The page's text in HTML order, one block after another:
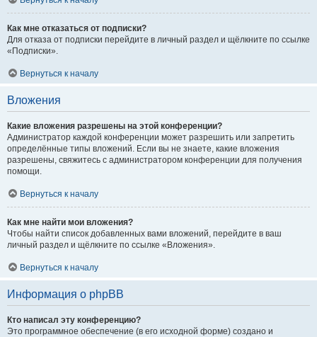
Как мне отказаться от подписки?
Для отказа от подписки перейдите в личный раздел и щёлкните по ссылке
«Подписки».
Вернуться к началу
Вложения
Какие вложения разрешены на этой конференции?
Администратор каждой конференции может разрешить или запретить
определённые типы вложений. Если вы не знаете, какие вложения
разрешены, свяжитесь с администратором конференции для получения
помощи.
Вернуться к началу
Как мне найти мои вложения?
Чтобы найти список добавленных вами вложений, перейдите в ваш
личный раздел и щёлкните по ссылке «Вложения».
Вернуться к началу
Информация о phpBB
Кто написал эту конференцию?
Это программное обеспечение (в его исходной форме) создано и